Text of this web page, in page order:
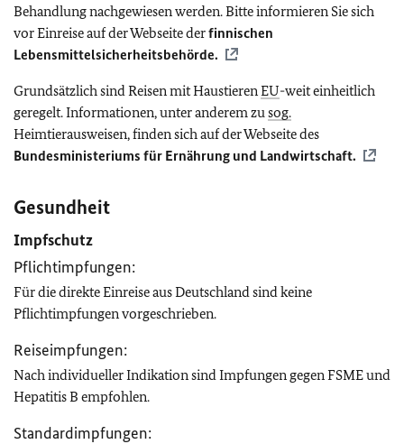
Behandlung nachgewiesen werden. Bitte informieren Sie sich
vor Einreise auf der Webseite derfinnischen
Lebensmittelsicherheitsbehörde.
Grundsätzlich sind Reisen mit HaustierenEU-weit einheitlich
geregelt. Informationen, unter anderem zusog.
Heimtierausweisen, finden sich auf der Webseite des
Bundesministeriums für Ernährung und Landwirtschaft.
Gesundheit
Impfschutz
Pflichtimpfungen:
Für die direkte Einreise aus Deutschland sind keine
Pflichtimpfungen vorgeschrieben.
Reiseimpfungen:
Nach individueller Indikation sind Impfungen gegen FSME und
Hepatitis B empfohlen.
Standardimpfungen: